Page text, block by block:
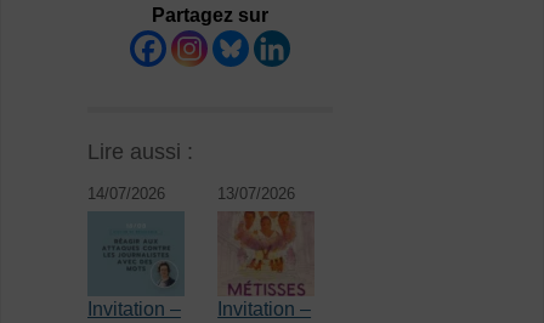
Partagez sur
Lire aussi :
14/07/2026
Invitation –
13/07/2026
Invitation –